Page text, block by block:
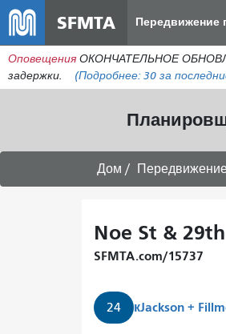
SFMTA Передвижение
Оповещения ОКОНЧАТЕЛЬНОЕ
задержки.
(Подробнее: 30 за
Дом
Noe St &
SFMTA.com/15737
24 кJackson +